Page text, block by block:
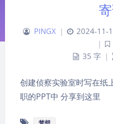
PINGX | 2024-11-
|
35 字 |
创建侦察实验室时写在纸
职的PPT中 分享到这里